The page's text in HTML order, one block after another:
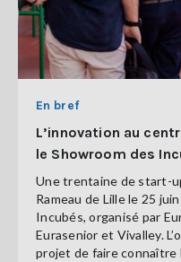
En bref
L’innovation au
le Showroom des
Une trentaine de start-
Rameau de Lille le 25
Incubés, organisé par
Eurasenior et Vivalley.
projet de faire